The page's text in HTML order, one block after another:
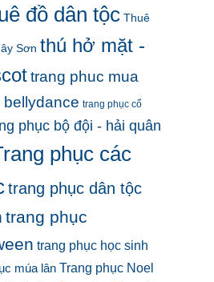
đồ dân tộc Thuê
Sơn thú hở mặt -
trang phuc mua
bellydance trang phục cổ
phục bộ đội - hải quân
phục các
trang phục dân tộc
trang phục
trang phục học sinh
múa lân Trang phục Noel